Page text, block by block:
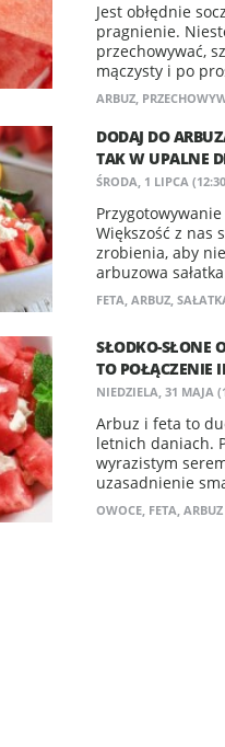
Jest obłędnie
pragnienie.
przechowywać,
mączysty i po
ARBUZ,
DODAJ DO
TAK W UPALNE
ŚRODA, 1 LIPCA
Większość z nas
zrobienia, aby
arbuzowa
FETA, ARBUZ,
SŁODKO-SŁONE
TO POŁĄCZENIE
NIEDZIELA, 31 MAJA
Arbuz i feta to
letnich daniach.
wyrazistym
uzasadnienie
OWOCE, FETA, ARBUZ